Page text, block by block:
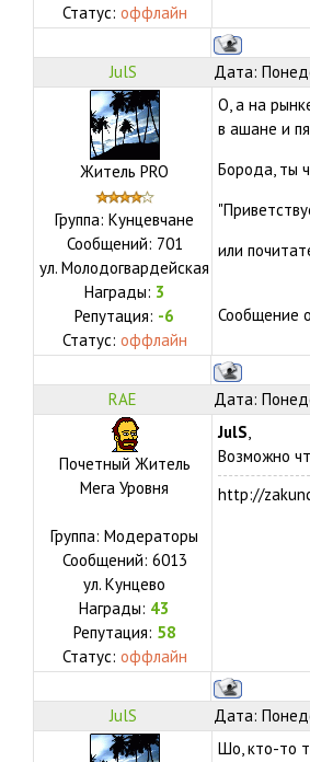
Статус: оффлайн
JulS Дата:
Житель PRO
Группа: Кунцевчане
Сообщений: 701
ул. Молодогвардейская
Награды: 3
Репутация: -6
Статус: оффлайн
О, а на
в ашане и
Борода, ты
или
Сообщение
RAE Дата:
Почетный Житель
Мега Уровня
Группа: Модераторы
Сообщений: 6013
ул. Кунцево
Награды: 43
Репутация: 58
Статус: оффлайн
JulS,
Возможно
http://
JulS Дата:
Шо, кто-то